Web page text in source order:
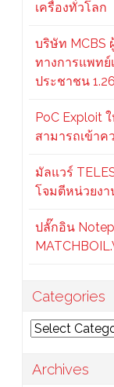
เครื่องทั่วโลก
บริษัท MCBS
ทางการแพท
ประชาชน
PoC Exploit
สามารถเข้าค
มัลแวร์
โจมตีหน่วยง
ปลั๊กอิน
Categories
Categories
Archives